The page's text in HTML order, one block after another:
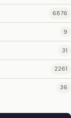
6876
9
31
2261
36